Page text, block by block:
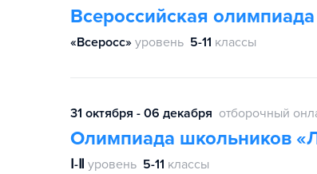
Всероссийская
«Всеросс» уровень 5-11 классы
31 октября - 06 декабря отборочный
Олимпиада школьников
Ⅰ-Ⅱ уровень 5-11 классы